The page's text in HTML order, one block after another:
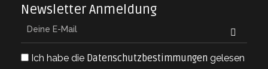
Newsletter Anmeldung
Ich habe die Datenschutzbestimmungen gelesen